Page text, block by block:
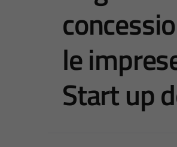
le
Start up